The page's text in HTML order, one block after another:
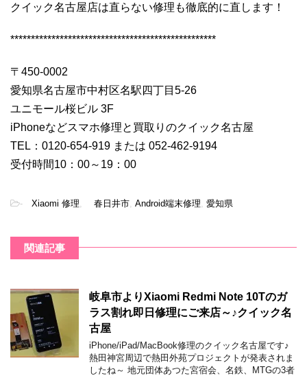
クイック名古屋店は直らない修理も徹底的に直します！
**************************************************
〒450-0002
愛知県名古屋市中村区名駅四丁目5-26
ユニモール桜ビル 3F
iPhoneなどスマホ修理と買取りのクイック名古屋
TEL：0120-654-919 または 052-462-9194
受付時間10：00～19：00
- Xiaomi 修理 春日井市 Android端末修理 愛知県
関連記事
岐阜市よりXiaomi Redmi Note 10Tのガ
ラス割れ即日修理にご来店～♪クイック名
古屋
iPhone/iPad/MacBook修理のクイック名古屋です♪
熱田神宮周辺で熱田外苑プロジェクトが発表されま
したね～ 地元団体あつた宮宿会、名鉄、MTGの3者